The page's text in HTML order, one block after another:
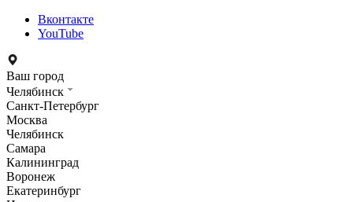
Вконтакте
YouTube
Ваш город
Челябинск
Санкт-Петербург
Москва
Челябинск
Самара
Калининград
Воронеж
Екатеринбург